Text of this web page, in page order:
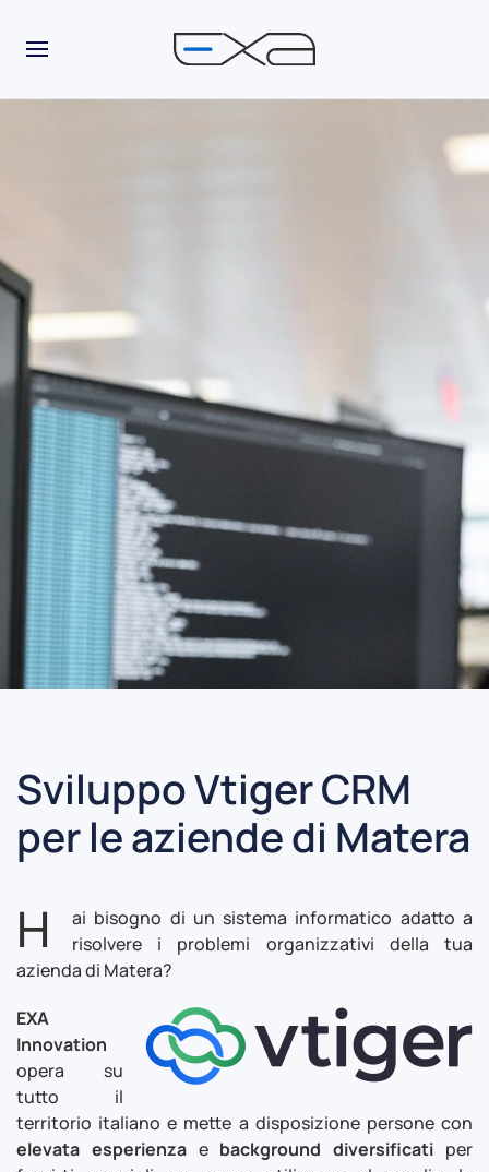
Sviluppo Vtiger CRM
per le aziende di Matera
H
ai bisogno di un sistema informatico adatto a
risolvere i problemi organizzativi della tua
azienda di Matera?
EXA
Innovation
opera su
tutto il
territorio italiano e mette a disposizione persone con
elevata esperienzae background diversificati per